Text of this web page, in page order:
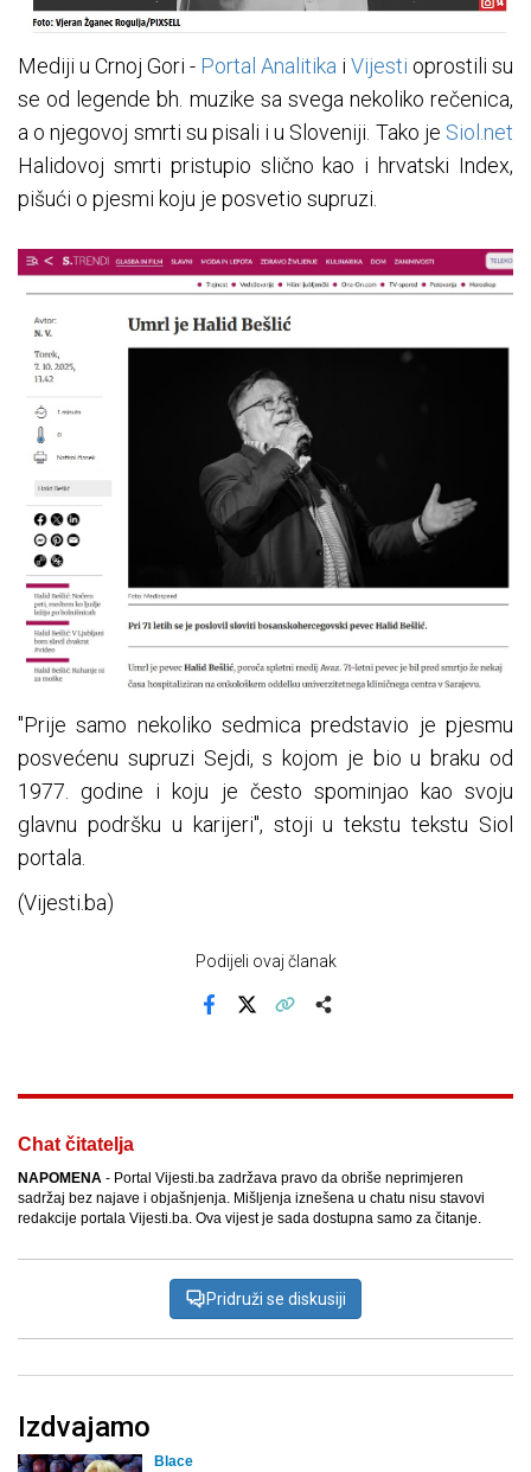
Mediji u Crnoj Gori - Portal Analitika i Vijesti oprostili su
se od legende bh. muzike sa svega nekoliko rečenica,
a o njegovoj smrti su pisali i u Sloveniji. Tako je Siol.net
Halidovoj smrti pristupio slično kao i hrvatski Index,
pišući o pjesmi koju je posvetio supruzi.
"Prije samo nekoliko sedmica predstavio je pjesmu
posvećenu supruzi Sejdi, s kojom je bio u braku od
1977. godine i koju je često spominjao kao svoju
glavnu podršku u karijeri", stoji u tekstu tekstu Siol
portala.
(Vijesti.ba)
Podijeli ovaj članak
Facebook
Chat čitatelja
NAPOMENA - Portal Vijesti.ba zadržava pravo da obriše neprimjeren
sadržaj bez najave i objašnjenja. Mišljenja iznešena u chatu nisu stavovi
redakcije portala Vijesti.ba. Ova vijest je sada dostupna samo za čitanje.
Pridruži se diskusiji
Izdvajamo
Blace